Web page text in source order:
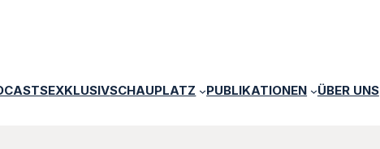
EXKLUSIVSCHAUPLATZ PUBLIKATIONEN ÜBER UNS